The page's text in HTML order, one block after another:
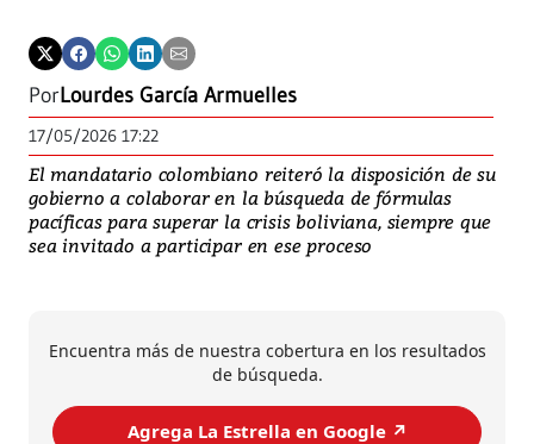
PorLourdes García Armuelles
17/05/2026 17:22
El mandatario colombiano reiteró la disposición de su
gobierno a colaborar en la búsqueda de fórmulas
pacíficas para superar la crisis boliviana, siempre que
sea invitado a participar en ese proceso
Encuentra más de nuestra cobertura en los resultados
de búsqueda.
Agrega La Estrella en Google ↗️